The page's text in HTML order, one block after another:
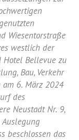
Wiesentorstraße
westlich der
Hotel Bellevue zu
Bau, Verkehr
6. März 2024
des
Neustadt Nr. 9,
beschlossen das